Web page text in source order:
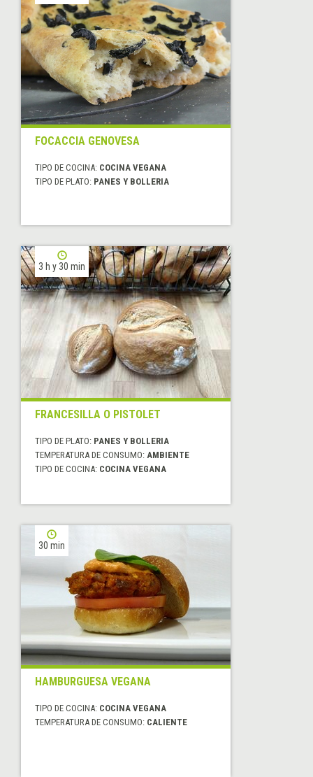
FOCACCIA GENOVESA
TIPO DE COCINA: COCINA VEGANA
TIPO DE PLATO: PANES Y BOLLERIA
3 h y 30 min
FRANCESILLA O PISTOLET
TIPO DE PLATO: PANES Y BOLLERIA
TEMPERATURA DE CONSUMO: AMBIENTE
TIPO DE COCINA: COCINA VEGANA
30 min
HAMBURGUESA VEGANA
TIPO DE COCINA: COCINA VEGANA
TEMPERATURA DE CONSUMO: CALIENTE